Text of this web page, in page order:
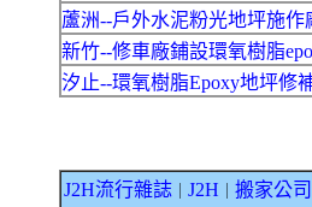
蘆洲--戶外水泥粉光地坪施作
新竹--修車廠鋪設環氧樹脂
汐止--環氧樹脂Epoxy地坪修
J2H流行雜誌 J2H 搬家公司